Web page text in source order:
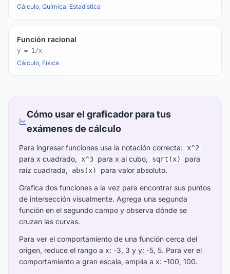
Cálculo, Química, Estadística
Función racional
y = 1/x
Cálculo, Física
Cómo usar el graficador para tus
exámenes de cálculo
Para ingresar funciones usa la notación correcta: x^2
para x cuadrado, x^3 para x al cubo, sqrt(x)
para
raíz cuadrada,
abs(x)
para valor absoluto.
Grafica dos funciones a la vez para encontrar sus puntos
de intersección visualmente. Agrega una segunda
función en el segundo campo y observa dónde se
cruzan las curvas.
Para ver el comportamiento de una función cerca del
origen, reduce el rango a x: -3, 3 y y: -5, 5. Para ver el
comportamiento a gran escala, amplía a x: -100, 100.